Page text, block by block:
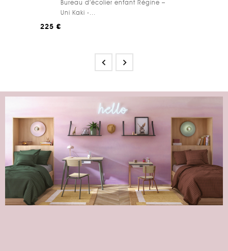
Bureau d’écolier enfant Régine –
Uni Kaki -...
225 €
 